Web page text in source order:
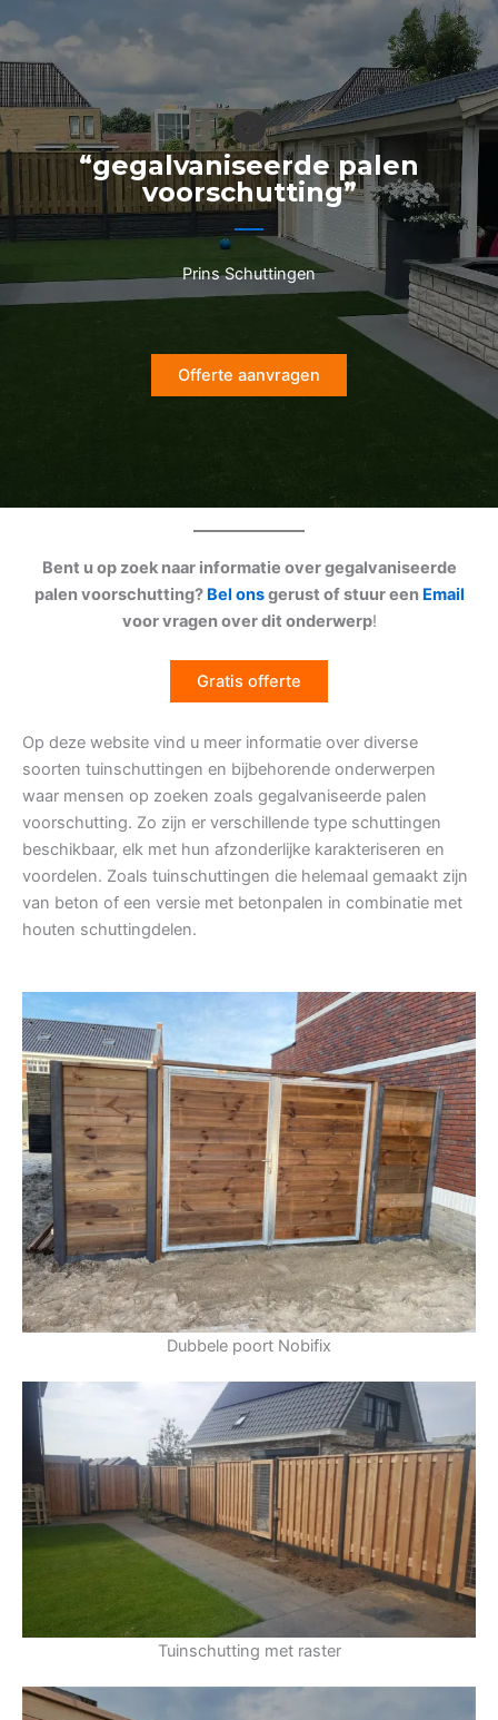
naar
de
inhoud
“gegalvaniseerde palen
voorschutting”
Prins Schuttingen
Offerte aanvragen
Bent u op zoek naar informatie over gegalvaniseerde
palen voorschutting? Bel onsgerust of stuur een Email
voor vragen over dit onderwerp!
Gratis offerte
Op deze website vind u meer informatie over diverse
soorten tuinschuttingen en bijbehorende onderwerpen
waar mensen op zoeken zoals gegalvaniseerde palen
voorschutting. Zo zijn er verschillende type schuttingen
beschikbaar, elk met hun afzonderlijke karakteriseren en
voordelen. Zoals tuinschuttingen die helemaal gemaakt zijn
van beton of een versie met betonpalen in combinatie met
houten schuttingdelen.
Dubbele poort Nobifix
Tuinschutting met raster